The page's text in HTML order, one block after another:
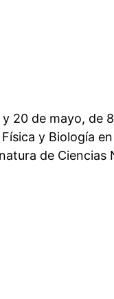
20 de mayo, de
y Biología
de Ciencias